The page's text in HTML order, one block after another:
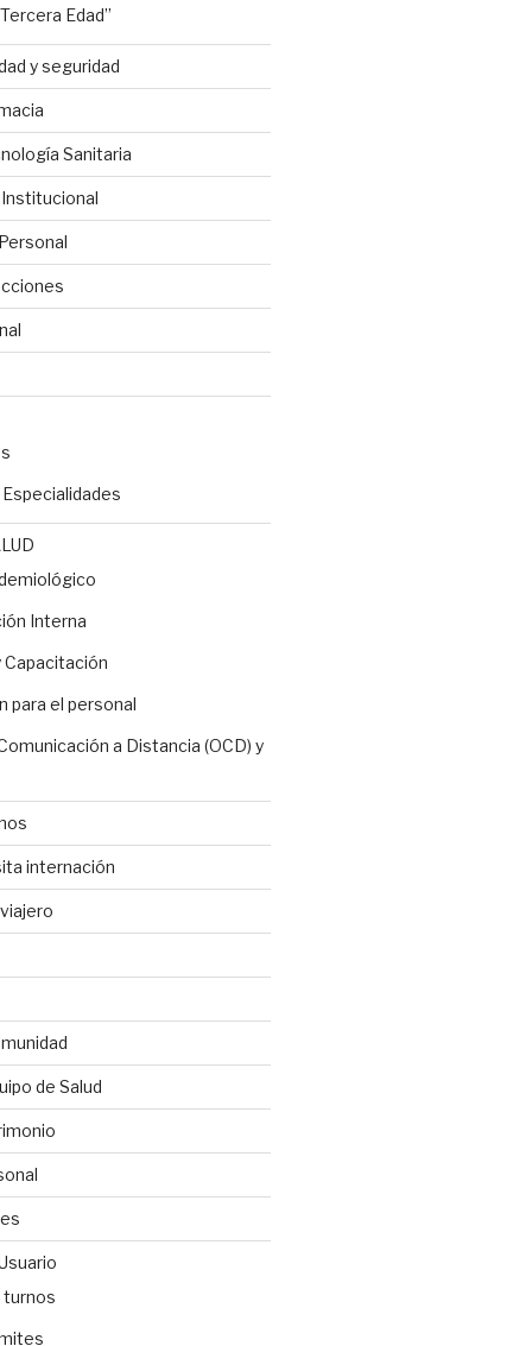
Edad”
y seguridad
Sanitaria
Interna
para el personal
a Distancia (OCD) y
internación
de Salud
turnos